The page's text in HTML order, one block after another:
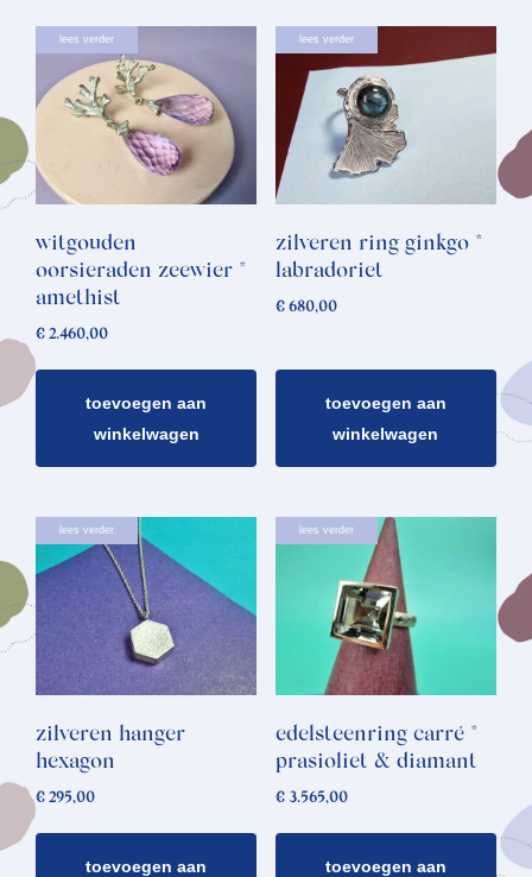
lees verder
witgouden
oorsieraden zeewier *
amethist
€ 2.460,00
toevoegen aan
winkelwagen
lees verder
zilveren ring ginkgo *
labradoriet
€680,00
toevoegen aan
winkelwagen
lees verder
zilveren hanger
hexagon
€ 295,00
toevoegen aan
lees verder
edelsteenring carré *
prasioliet & diamant
€3.565,00
toevoegen aan